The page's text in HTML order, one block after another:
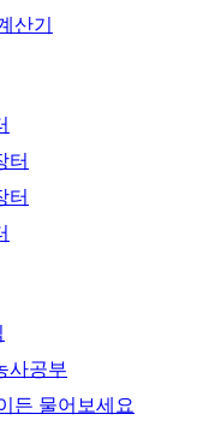
산기
터
터
사공부
든 물어보세요